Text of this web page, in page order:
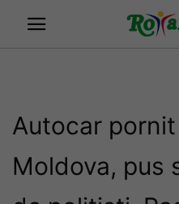
Autocar
Moldova, pus